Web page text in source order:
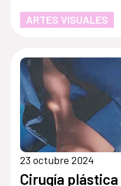
ARTES VISUALES
23 octubre 2024
Cirugía plástica